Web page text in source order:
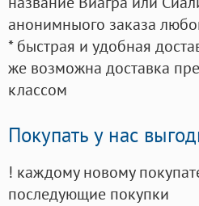
анонимныого заказа
* быстрая и удобная
же возможна доставка
классом
Покупать у нас
! каждому новому
последующие покупки